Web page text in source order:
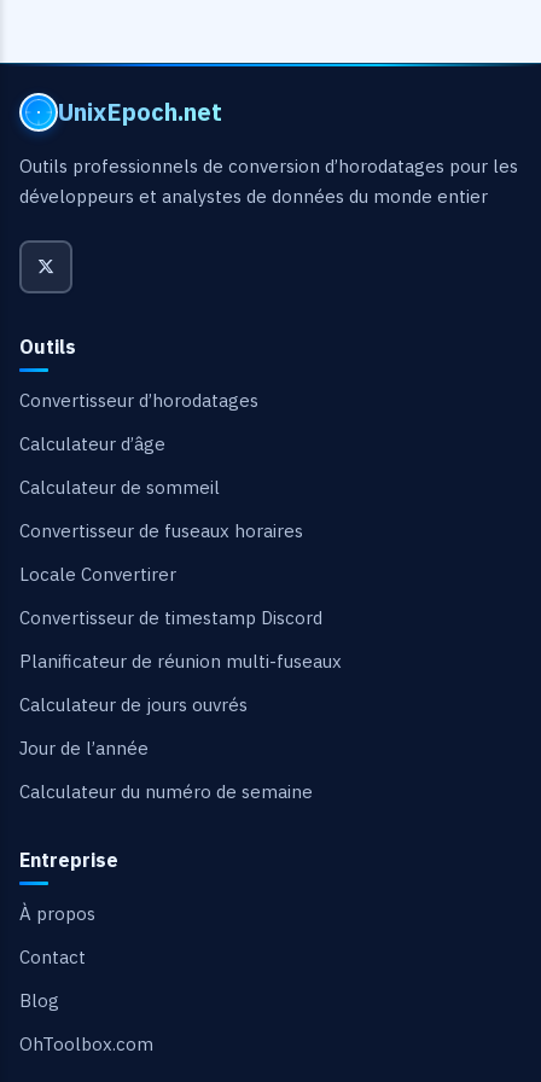
UnixEpoch.net
Outils professionnels de conversion d’horodatages pour les
développeurs et analystes de données du monde entier
Outils
Convertisseur d’horodatages
Calculateur d’âge
Calculateur de sommeil
Convertisseur de fuseaux horaires
Locale Convertirer
Convertisseur de timestamp Discord
Planificateur de réunion multi-fuseaux
Calculateur de jours ouvrés
Jour de l’année
Calculateur du numéro de semaine
Entreprise
À propos
Contact
Blog
OhToolbox.com